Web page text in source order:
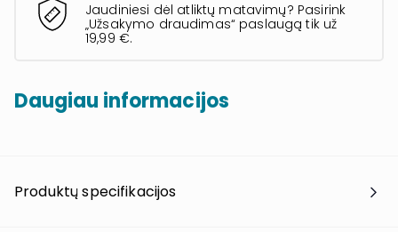
Jaudiniesi dėl atliktų matavimų? Pasirink
„Užsakymo draudimas“ paslaugą tik už
19,99 €.
Daugiau informacijos
Produktų specifikacijos